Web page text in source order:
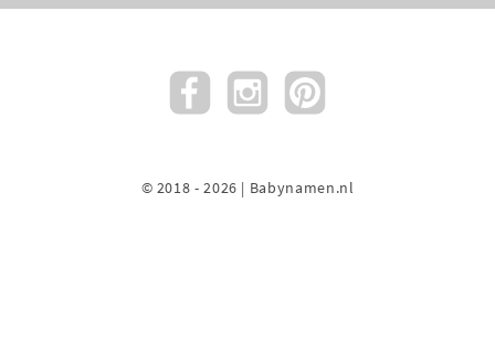
© 2018 - 2026 | Babynamen.nl